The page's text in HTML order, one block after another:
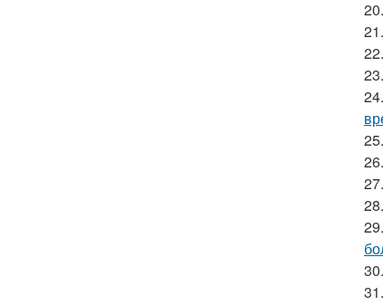
20.
21.
22.
23.
24.
25.
26.
27.
28.
29.
30.
31.